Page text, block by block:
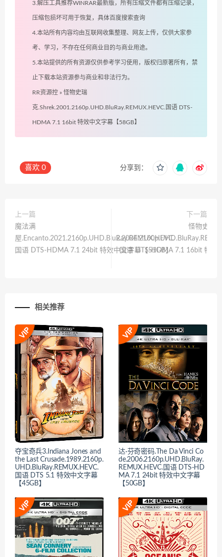
3.解压工具推荐WINRAR最新版，所有压缩文件都有压缩记录，
压缩包损坏可用于恢复，具体百度搜索查询
4.本站所有内容均由互联网收集整理、网友上传，仅供大家参
考、学习，不存在任何商业目的与商业用途。
5.本站提供的所有资源仅供参考学习使用，版权归原著所有，禁
止下载本站资源参与商业和非法行为。
RR资源控 » 怪物史瑞
克.Shrek.2001.2160p.UHD.BluRay.REMUX.HEVC.国语 DTS-
HDMA 7.1 16bit 特效中文字幕【58GB】
喜欢 0 分享到：
上一篇
魔法满
屋.Encanto.2021.2160p.UHD.BluRay.REMUX.HEVC.
国语 DTS-HDMA 7.1 24bit 特效中文字幕【51GB】
下一篇
怪物史瑞
国语 DTS-HDMA 7.1 16bit 特效
相关推荐
夺宝奇兵3.Indiana Jones and
the Last Crusade.1989.2160p.
UHD.BluRay.REMUX.HEVC.
国语 DTS 5.1 特效中文字幕
【45GB】
达·芬奇密码.The Da Vinci Co
de.2006.2160p.UHD.BluRay.
REMUX.HEVC.国语 DTS-HD
MA 7.1 24bit 特效中文字幕
【50GB】